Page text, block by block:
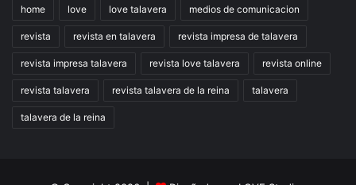
home love love talavera medios de comunicacion
revista revista en talavera revista impresa de talavera
revista impresa talavera revista love talavera revista online
revista talavera revista talavera de la reina talavera
talavera de la reina